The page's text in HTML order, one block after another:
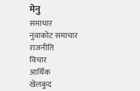
मेनु
समाचार
नुवाकोट समाचार
राजनीति
विचार
आर्थिक
खेलकुद